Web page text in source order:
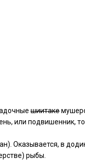
шиитаке
или подвишенник,
Оказывается, в
рыбы.